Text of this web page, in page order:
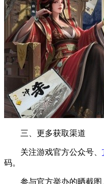
三、更多获取渠道
关注游戏官方公众号、
码。
参与官方举办的晒截图